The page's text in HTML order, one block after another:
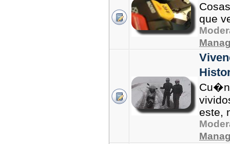
que
este,